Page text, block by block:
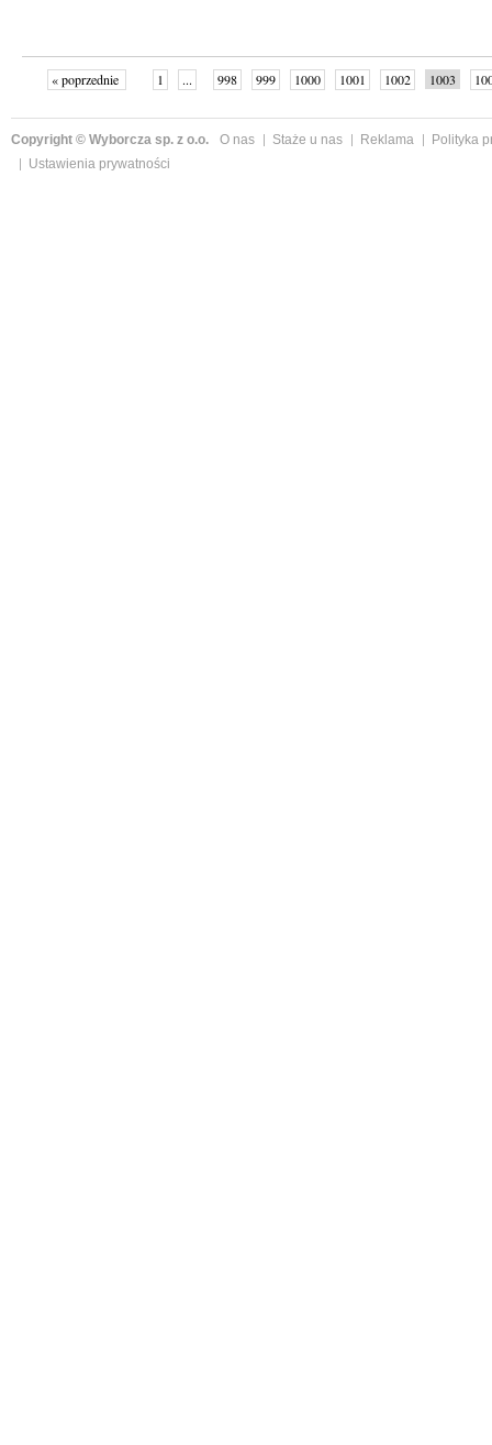
« poprzednie 1 ... 998 999 1000 1001 1002 1003
Copyright © Wyborcza sp. z o.o. O nas Staże u nas Reklama
Polityka
Ustawienia prywatności